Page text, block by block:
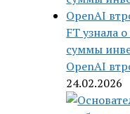
FT узнала
суммы
OpenAI
24.02.2026